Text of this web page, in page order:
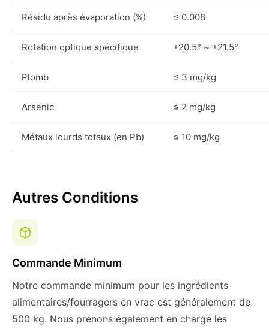
Résidu après évaporation (%) ≤ 0.008
Rotation optique spécifique +20.5° ~ +21.5°
Plomb ≤ 3 mg/kg
Arsenic ≤ 2 mg/kg
Métaux lourds totaux (en Pb) ≤ 10 mg/kg
Autres Conditions
Commande Minimum
Notre commande minimum pour les ingrédients
alimentaires/fourragers en vrac est généralement de
500 kg. Nous prenons également en charge les